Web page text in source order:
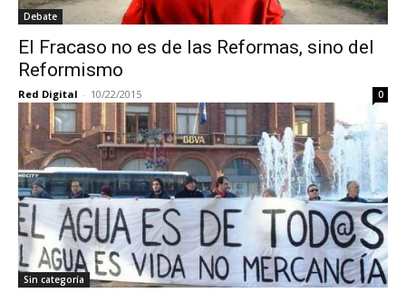
Debate
El Fracaso no es de las Reformas, sino del
Reformismo
Red Digital - 10/22/2015 0
Sin categoría